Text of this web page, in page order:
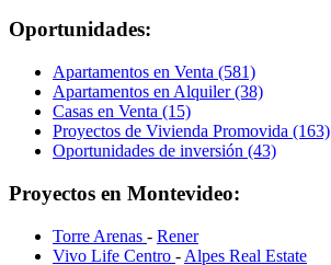
Oportunidades:
Apartamentos en Venta (581)
Apartamentos en Alquiler (38)
Casas en Venta (15)
Proyectos de Vivienda Promovida (163)
Oportunidades de inversión (43)
Proyectos en Montevideo:
Torre Arenas - Rener
Vivo Life Centro - Alpes Real Estate